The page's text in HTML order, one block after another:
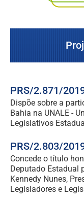
PRS/2.871/
Dispõe sobre a
Bahia na UNALE -
Legislativos
PRS/2.803/
Concede o título
Deputado Estadual
Kennedy Nunes,
Legisladores e